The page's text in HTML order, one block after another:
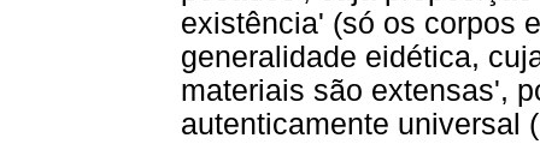
existência' (só os corpos
generalidade eidética,
materiais são extensas',
autenticamente universal